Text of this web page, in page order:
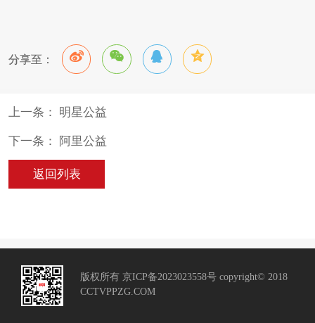
分享至：
上一条： 明星公益
下一条： 阿里公益
返回列表
版权所有 京ICP备2023023558号 copyright© 2018
CCTVPPZG.COM